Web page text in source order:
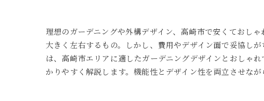
理想のガーデニングや外構デザイン、高崎市で安くておし
大きく左右するもの。しかし、費用やデザイン面で妥協し
は、高崎市エリアに適したガーデニングデザインとおしゃ
かりやすく解説します。機能性とデザイン性を両立させな